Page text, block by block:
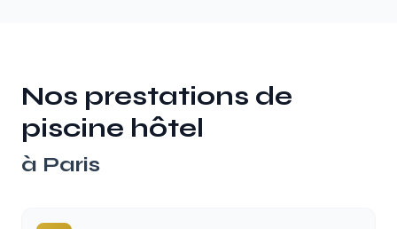
Nos prestations de
piscine hôtel
à Paris